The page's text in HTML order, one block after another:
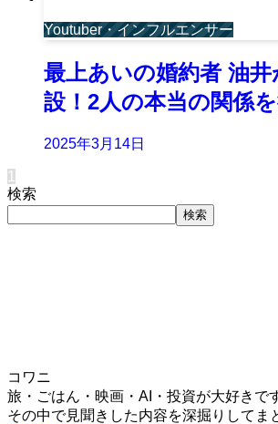
Youtuber・インフルエンサー
最上あいの婚約者 油井
設！2人の本当の関係を
2025年3月14日
1
検索
検索
コワニ
旅・ごはん・映画・AI・投資が大好きで
その中で見聞きした内容を深掘りしてま